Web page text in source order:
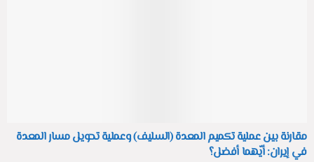
مقارنة بين عملية تكميم المعدة (السليف) وعملية تحويل مسار المعدة
في إيران: أيّهما أفضل؟